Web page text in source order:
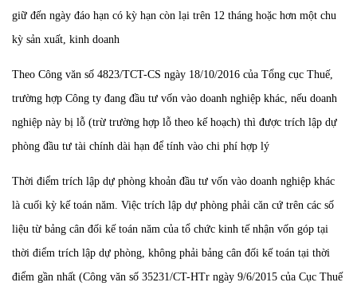
giữ đến ngày đáo hạn có kỳ hạn còn lại trên 12 tháng hoặc hơn một chu
kỳ sản xuất, kinh doanh
Theo Công văn số 4823/TCT-CS ngày 18/10/2016 của Tổng cục Thuế,
trường hợp Công ty đang đầu tư vốn vào doanh nghiệp khác, nếu doanh
nghiệp này bị lỗ (trừ trường hợp lỗ theo kế hoạch) thì được trích lập dự
phòng đầu tư tài chính dài hạn để tính vào chi phí hợp lý
Thời điểm trích lập dự phòng khoản đầu tư vốn vào doanh nghiệp khác
là cuối kỳ kế toán năm. Việc trích lập dự phòng phải căn cứ trên các số
liệu từ bảng cân đối kế toán năm của tổ chức kinh tế nhận vốn góp tại
thời điểm trích lập dự phòng, không phải bảng cân đối kế toán tại thời
điểm gần nhất (Công văn số 35231/CT-HTr ngày 9/6/2015 của Cục Thuế